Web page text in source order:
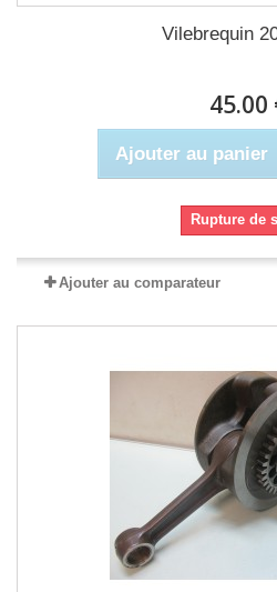
Vilebrequin
45.00
Ajouter au panier
Rupture de
Ajouter au comparateur